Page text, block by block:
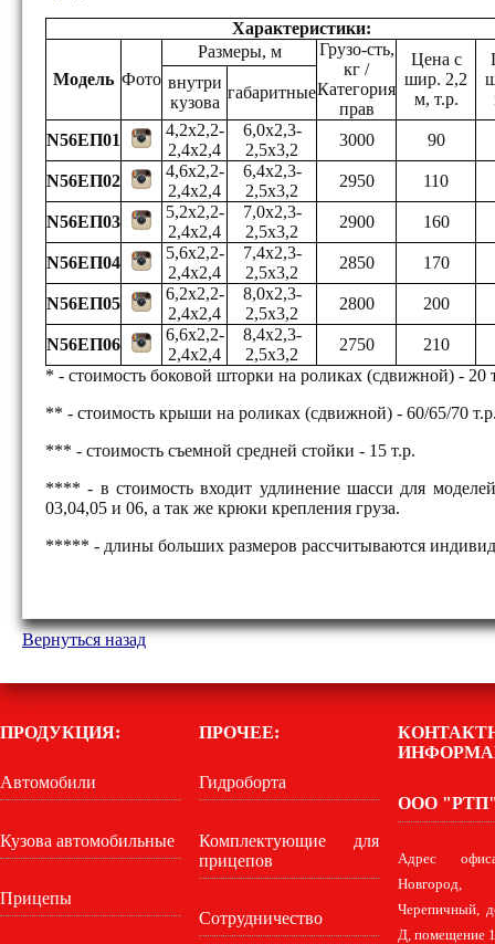
Характеристики:
Модель Фото
Размеры, м
Грузо-сть,
кг /
Категория
прав
Цена с
шир. 2,2
м, т.р.
внутри
кузова
габаритные
N56ЕП01
4,2х2,2-
2,4х2,4
6,0х2,3-
2,5х3,2
3000 90
N56ЕП02
4,6х2,2-
2,4х2,4
6,4х2,3-
2,5х3,2
2950 110
N56ЕП03
5,2х2,2-
2,4х2,4
7,0х2,3-
2,5х3,2
2900 160
N56ЕП04
5,6х2,2-
2,4х2,4
7,4х2,3-
2,5х3,2
2850 170
N56ЕП05
6,2х2,2-
2,4х2,4
8,0х2,3-
2,5х3,2
2800 200
N56ЕП06
6,6х2,2-
2,4х2,4
8,4х2,3-
2,5х3,2
2750
210
* - стоимость боковой шторки на роликах (сдвижной) - 20
** - стоимость крыши на роликах (сдвижной) - 60/65/70
*** - стоимость съемной средней стойки - 15 т.р.
**** - в стоимость входит удлинение шасси для
03,04,05 и 06, а так же крюки крепления груза.
***** - длины больших размеров рассчитываются
Вернуться назад
ПРОДУКЦИЯ:
Автомобили
Кузова автомобильные
Прицепы
ПРОЧЕЕ:
Гидроборта
Комплектующие для
прицепов
Сотрудничество
ООО
Адрес
Черепичный,
Д, помещение